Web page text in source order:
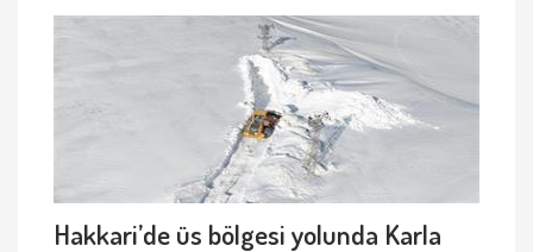
Hakkari’de üs bölgesi yolunda Karla